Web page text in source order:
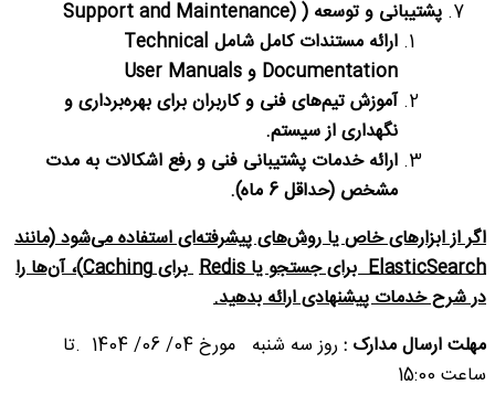
پشتیبانی و توسعه ( (Support and Maintenance
ارائه مستندات کامل شامل Technical
Documentation و
آموزش تیم‌های فنی و کاربران برای بهره‌برداری و
نگهداری از سیستم.
ارائه خدمات پشتیبانی فنی و رفع اشکالات به مدت
مشخص (حداقل 6 ماه)
.
اگر از ابزارهای خاص یا روش‌های پیشرفته‌ای استفاده می‌شود (مانند
ElasticSearchبرای جستجو یاRedis برایCaching) ، آن‌ها را
در شرح خدمات پیشنهادی ارائه بدهید.
مهلت ارسال مدارک :
روز سه شنبه مورخ 04/ 06/ 1404 .تا
ساعت 15:00